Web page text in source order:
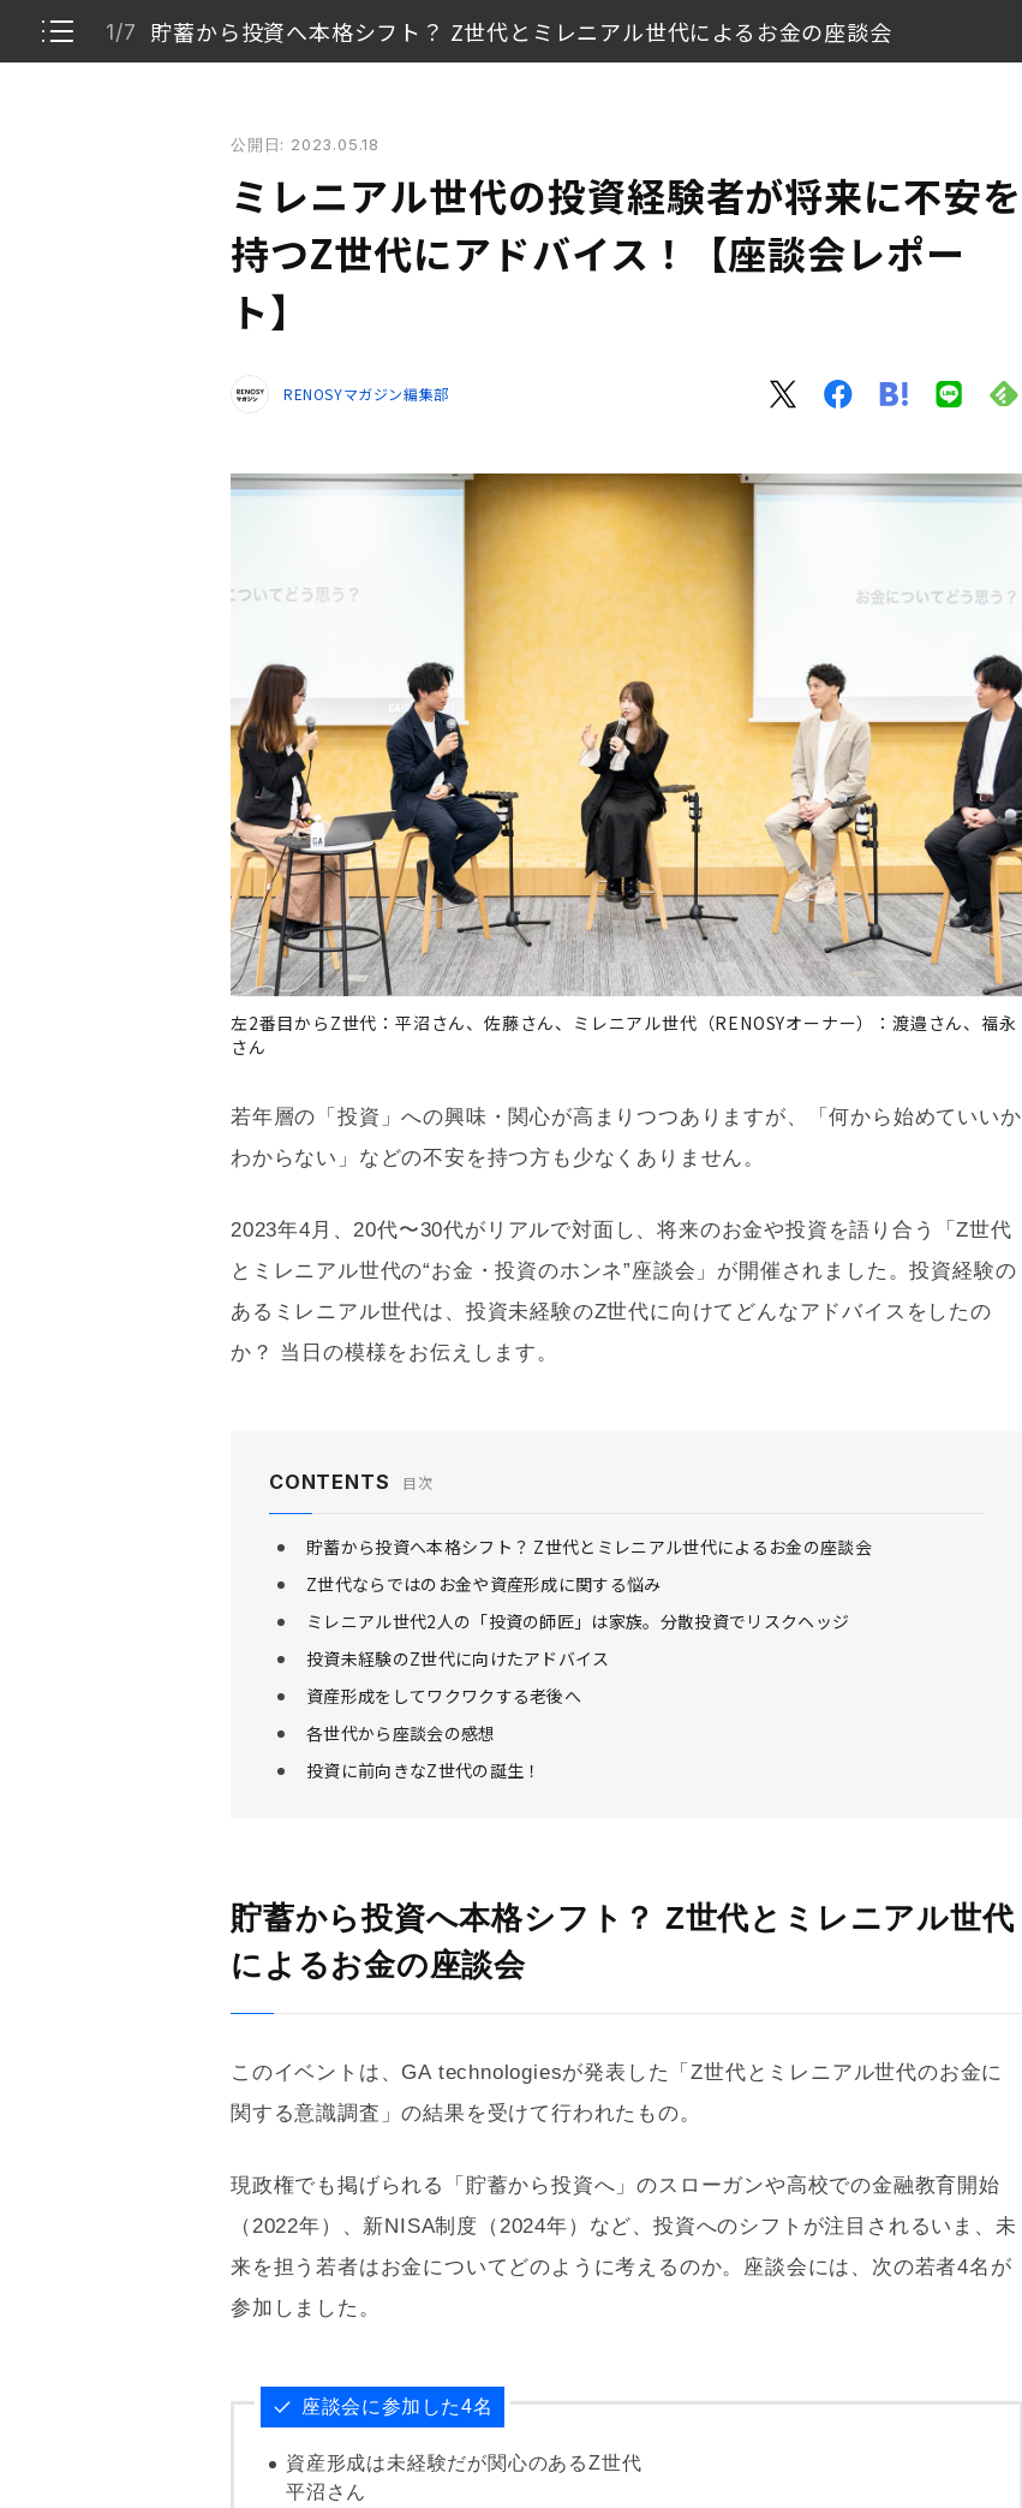
1/7 貯蓄から投資へ本格シフト？ Z世代とミレニアル世代によるお金の座談会
貯蓄から投資へ本格シフト？ Z世代とミレニアル世代によるお金の座談会
Z世代ならではのお金や資産形成に関する悩み
ミレニアル世代2人の「投資の師匠」は家族。分散投資でリスクヘッジ
資産形成をしてワクワクする老後へ
各世代から座談会の感想
公開日: 2023.05.18
ミレニアル世代の投資経験者が将来に不安を
持つZ世代にアドバイス！【座談会レポー
ト】
RENOSYマガジン編集部
左2番目からZ世代：平沼さん、佐藤さん、ミレニアル世代（RENOSYオーナー）：渡邉さん、福永
さん
若年層の「投資」への興味・関心が高まりつつありますが、「何から始めていいか
わからない」などの不安を持つ方も少なくありません。
2023年4月、20代〜30代がリアルで対面し、将来のお金や投資を語り合う「Z世代
とミレニアル世代の“お金・投資のホンネ”座談会」が開催されました。投資経験の
あるミレニアル世代は、投資未経験のZ世代に向けてどんなアドバイスをしたの
か？ 当日の模様をお伝えします。
CONTENTS 目次
貯蓄から投資へ本格シフト？ Z世代とミレニアル世代によるお金の座談会
Z世代ならではのお金や資産形成に関する悩み
ミレニアル世代2人の「投資の師匠」は家族。分散投資でリスクヘッジ
投資未経験のZ世代に向けたアドバイス
資産形成をしてワクワクする老後へ
各世代から座談会の感想
投資に前向きなZ世代の誕生！
貯蓄から投資へ本格シフト？ Z世代とミレニアル世代
によるお金の座談会
このイベントは、GA technologiesが発表した「Z世代とミレニアル世代のお金に
関する意識調査」の結果を受けて行われたもの。
現政権でも掲げられる「貯蓄から投資へ」のスローガンや高校での金融教育開始
（2022年）、新NISA制度（2024年）など、投資へのシフトが注目されるいま、未
来を担う若者はお金についてどのように考えるのか。座談会には、次の若者4名が
参加しました。
座談会に参加した4名
資産形成は未経験だが関心のあるZ世代
平沼さん